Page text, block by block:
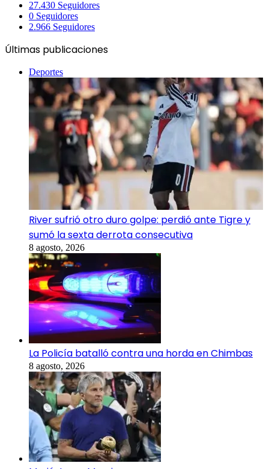
27.430 Seguidores
0 Seguidores
2.966 Seguidores
Últimas publicaciones
Deportes
River sufrió otro duro golpe: perdió ante Tigre y
sumó la sexta derrota consecutiva
8 agosto, 2026
La Policía batalló contra una horda en Chimbas
8 agosto, 2026